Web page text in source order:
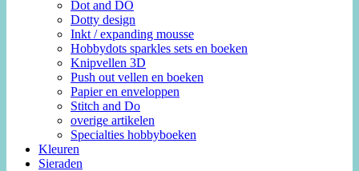
Dot and DO
Dotty design
Inkt / expanding mousse
Hobbydots sparkles sets en boeken
Knipvellen 3D
Push out vellen en boeken
Papier en enveloppen
Stitch and Do
overige artikelen
Specialties hobbyboeken
Kleuren
Sieraden